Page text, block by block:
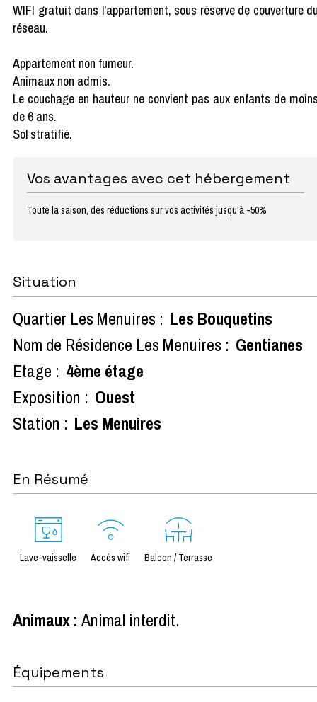
WIFI gratuit dans l'appartement, sous réserve de couverture
réseau.
Appartement non fumeur.
Animaux non admis.
Le couchage en hauteur ne convient pas aux enfants de
de 6 ans.
Sol stratifié.
Vos avantages avec cet hébergement
Toute la saison, des réductions sur vos activités jusqu'à -50%
Situation
Quartier Les Menuires : Les Bouquetins
Nom de Résidence Les Menuires : Gentianes
Etage : 4ème étage
Exposition : Ouest
Station : Les Menuires
En Résumé
Lave-vaisselle Accès wifi Balcon / Terrasse
Animaux: Animal interdit
Équipements